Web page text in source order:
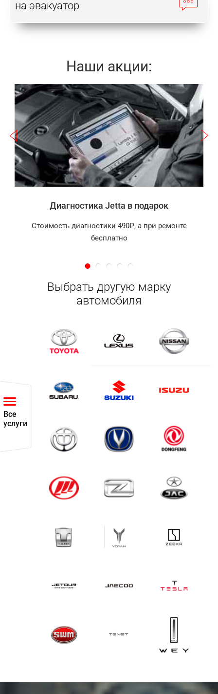
на эвакуатор
Наши акции:
Записаться
Диагностика Jetta в подарок
Стоимость диагностики 490₽, а при ремонте
бесплатно
Все
услуги
Выбрать другую марку
автомобиля